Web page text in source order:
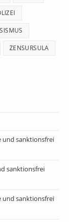
ZENSURSULA
und sanktionsfrei
sanktionsfrei
und sanktionsfrei